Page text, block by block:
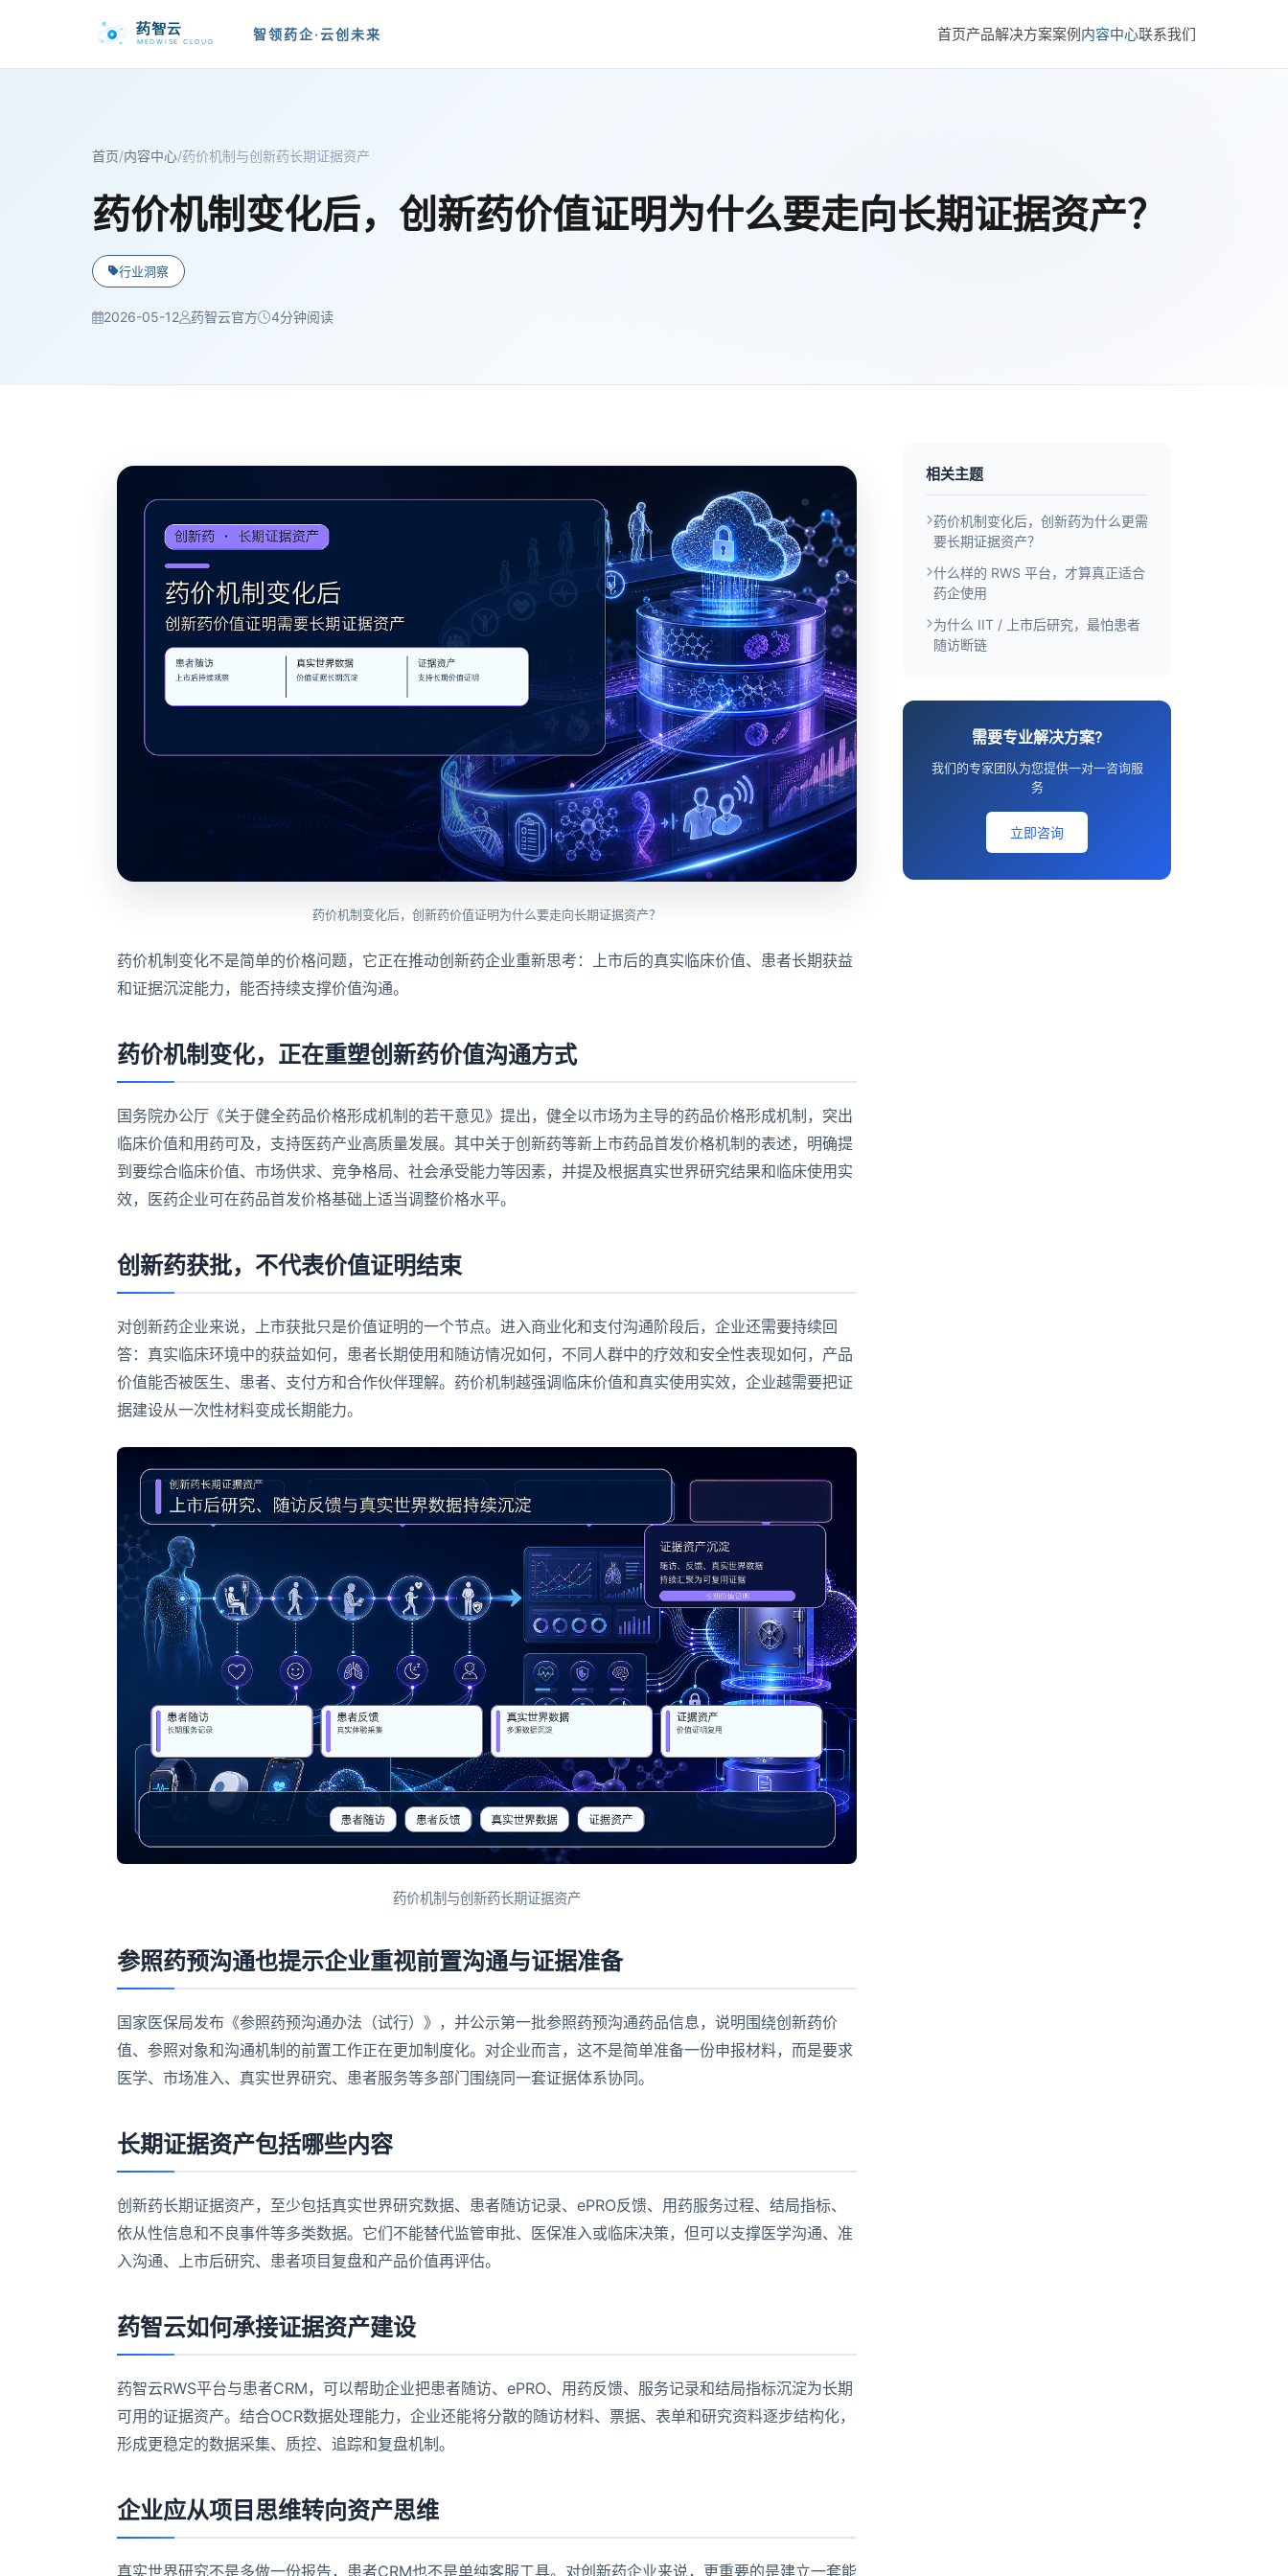
智领药企·云创未来 首页产品解决方案案例内容中心联系我们
首页/内容中心/药价机制与创新药长期证据资产
药价机制变化后，创新药价值证明为什么要走向长期证据资产？
行业洞察
2026-05-12 药智云官方 4分钟阅读
药价机制变化后，创新药价值证明为什么要走向长期证据资产？
药价机制变化不是简单的价格问题，它正在推动创新药企业重新思考：上市后的真实临床价值、患者长期获益
和证据沉淀能力，能否持续支撑价值沟通。
药价机制变化，正在重塑创新药价值沟通方式
国务院办公厅《关于健全药品价格形成机制的若干意见》提出，健全以市场为主导的药品价格形成机制，突出
临床价值和用药可及，支持医药产业高质量发展。其中关于创新药等新上市药品首发价格机制的表述，明确提
到要综合临床价值、市场供求、竞争格局、社会承受能力等因素，并提及根据真实世界研究结果和临床使用实
效，医药企业可在药品首发价格基础上适当调整价格水平。
创新药获批，不代表价值证明结束
对创新药企业来说，上市获批只是价值证明的一个节点。进入商业化和支付沟通阶段后，企业还需要持续回
答：真实临床环境中的获益如何，患者长期使用和随访情况如何，不同人群中的疗效和安全性表现如何，产品
价值能否被医生、患者、支付方和合作伙伴理解。药价机制越强调临床价值和真实使用实效，企业越需要把证
据建设从一次性材料变成长期能力。
药价机制与创新药长期证据资产
参照药预沟通也提示企业重视前置沟通与证据准备
国家医保局发布《参照药预沟通办法（试行）》，并公示第一批参照药预沟通药品信息，说明围绕创新药价
值、参照对象和沟通机制的前置工作正在更加制度化。对企业而言，这不是简单准备一份申报材料，而是要求
医学、市场准入、真实世界研究、患者服务等多部门围绕同一套证据体系协同。
长期证据资产包括哪些内容
创新药长期证据资产，至少包括真实世界研究数据、患者随访记录、ePRO反馈、用药服务过程、结局指标、
依从性信息和不良事件等多类数据。它们不能替代监管审批、医保准入或临床决策，但可以支撑医学沟通、准
入沟通、上市后研究、患者项目复盘和产品价值再评估。
药智云如何承接证据资产建设
药智云RWS平台与患者CRM，可以帮助企业把患者随访、ePRO、用药反馈、服务记录和结局指标沉淀为长期
可用的证据资产。结合OCR数据处理能力，企业还能将分散的随访材料、票据、表单和研究资料逐步结构化，
形成更稳定的数据采集、质控、追踪和复盘机制。
企业应从项目思维转向资产思维
真实世界研究不是多做一份报告，患者CRM也不是单纯客服工具。对创新药企业来说，更重要的是建立一套能
相关主题
药价机制变化后，创新药为什么更需
要长期证据资产？
什么样的 RWS 平台，才算真正适合
药企使用
为什么 IIT / 上市后研究，最怕患者
随访断链
需要专业解决方案?
我们的专家团队为您提供一对一咨询服
务
立即咨询